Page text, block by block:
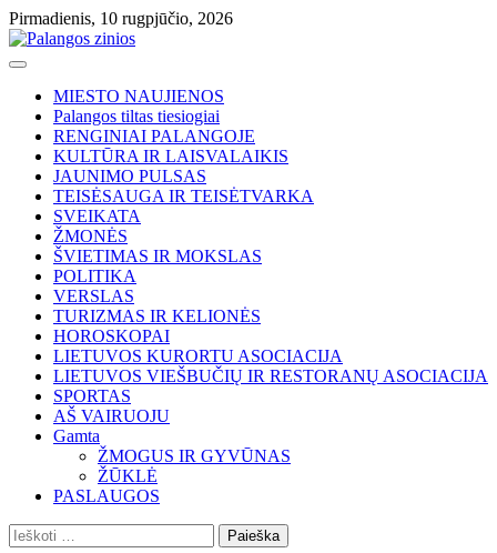
Skip
to
content
Pirmadienis, 10 rugpjūčio, 2026
MIESTO NAUJIENOS
Palangos tiltas tiesiogiai
RENGINIAI PALANGOJE
KULTŪRA IR LAISVALAIKIS
JAUNIMO PULSAS
TEISĖSAUGA IR TEISĖTVARKA
SVEIKATA
ŽMONĖS
ŠVIETIMAS IR MOKSLAS
POLITIKA
VERSLAS
TURIZMAS IR KELIONĖS
HOROSKOPAI
LIETUVOS KURORTU ASOCIACIJA
LIETUVOS VIEŠBUČIŲ IR RESTORANŲ ASOCIACIJA
SPORTAS
AŠ VAIRUOJU
Gamta
ŽMOGUS IR GYVŪNAS
ŽŪKLĖ
PASLAUGOS
Ieškoti: